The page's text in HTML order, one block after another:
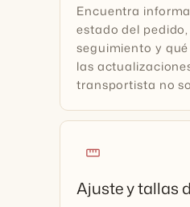
Encuentra
estado del
seguimiento y
las
transportista no
straighten
Ajuste y tallas